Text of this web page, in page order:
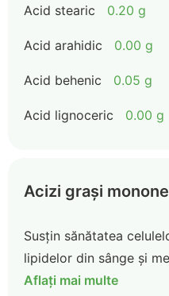
Acid stearic 0.20 g
Acid arahidic 0.00 g
Acid behenic 0.05 g
Acid lignoceric 0.00 g
Acizi grași
Susțin sănătatea
lipidelor din sânge și
Aflați mai multe